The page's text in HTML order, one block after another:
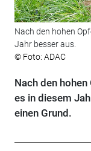
Nach den hohen
Jahr besser aus.
© Foto: ADAC
Nach den
es in diesem
einen Grund.